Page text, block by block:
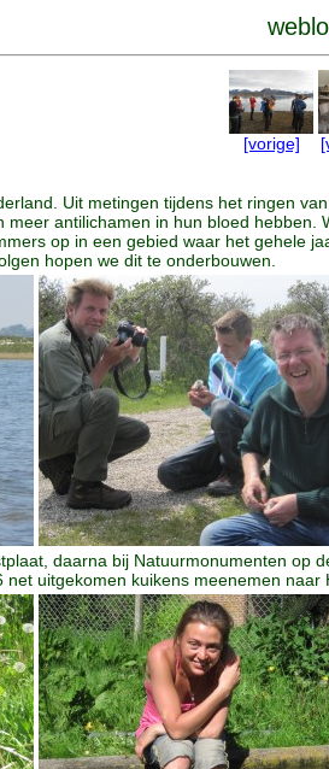
[vorige]
Uit metingen tijdens het ringen
antilichamen in hun bloed hebben.
op in een gebied waar het gehele
hopen we dit te onderbouwen.
daarna bij Natuurmonumenten op
uitgekomen kuikens meenemen naar